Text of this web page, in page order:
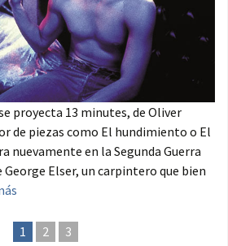
proyecta 13 minutes, de Oliver
de piezas como El hundimiento o El
nuevamente en la Segunda Guerra
Elser, un carpintero que bien
1 2
3